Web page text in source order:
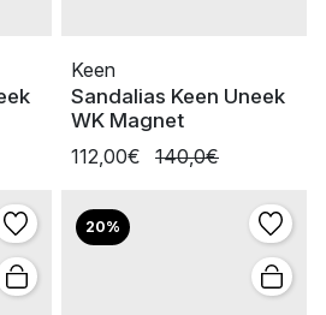
Keen
Sandalias Keen Uneek
WK Magnet
112,00€
140,0€
20%